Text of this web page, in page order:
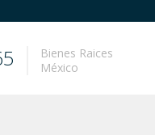
Bienes Raices
México